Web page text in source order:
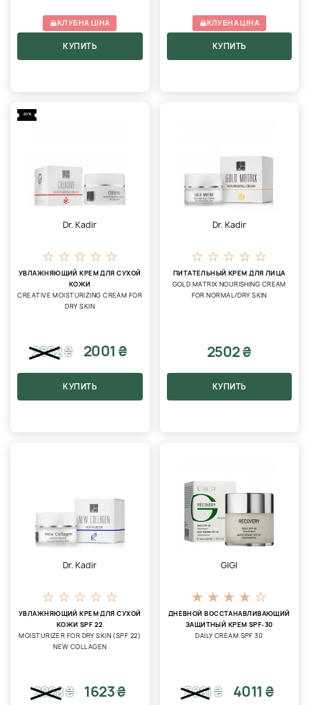
КЛУБНА ЦІНА
КУПИТЬ
КЛУБНА ЦІНА
КУПИТЬ
-20%
Dr. Kadir
УВЛАЖНЯЮЩИЙ КРЕМ ДЛЯ СУХОЙ
КОЖИ
CREATIVE MOISTURIZING CREAM FOR
DRY SKIN
2502₴ 2001 ₴
КУПИТЬ
Dr. Kadir
ПИТАТЕЛЬНЫЙ КРЕМ ДЛЯ ЛИЦА
GOLD MATRIX NOURISHING CREAM
FOR NORMAL/DRY SKIN
2502 ₴
КУПИТЬ
Dr. Kadir
УВЛАЖНЯЮЩИЙ КРЕМ ДЛЯ СУХОЙ
КОЖИ SPF 22
MOISTURIZER FOR DRY SKIN (SPF 22)
NEW COLLAGEN
2028₴ 1623 ₴
GIGI
ДНЕВНОЙ ВОССТАНАВЛИВАЮЩИЙ
ЗАЩИТНЫЙ КРЕМ SPF-30
DAILY CREAM SPF 30
5081₴ 4011 ₴